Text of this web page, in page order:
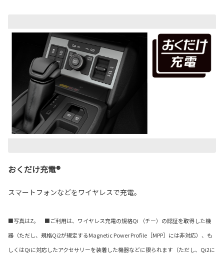
おくだけ充電®
スマートフォンなどをワイヤレスで充電。
■写真はZ。 ■ご利用は、ワイヤレス充電の規格Qi （チー）の認証を取得した機
器（ただし、規格Qi2が規定するMagnetic Power Profile［MPP］には非対応）、も
しくはQiに対応したアクセサリーを装着した機器などに限られます（ただし、Qi2に